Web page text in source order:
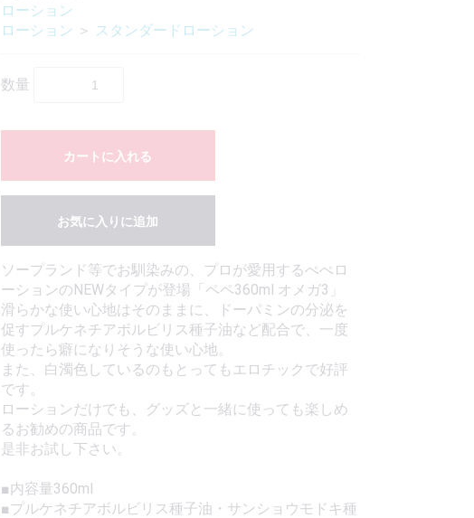
ローション
ローション ＞ スタンダードローション
数量
カートに入れる
お気に入りに追加
ソープランド等でお馴染みの、プロが愛用するぺぺロ
ーションのNEWタイプが登場「ペペ360ml オメガ3」
滑らかな使い心地はそのままに、ドーパミンの分泌を
促すプルケネチアボルビリス種子油など配合で、一度
使ったら癖になりそうな使い心地。
また、白濁色しているのもとってもエロチックで好評
です。
ローションだけでも、グッズと一緒に使っても楽しめ
るお勧めの商品です。
是非お試し下さい。
■内容量360ml
■プルケネチアボルビリス種子油・サンショウモドキ種